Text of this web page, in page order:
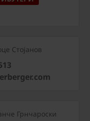
Стојанов
Грнчароски